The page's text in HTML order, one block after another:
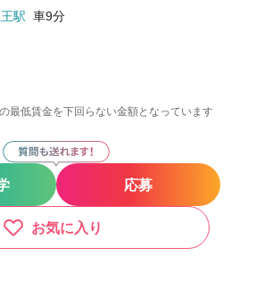
駅 車9分
最低賃金を下回らない金額となっています
応募
お気に入り